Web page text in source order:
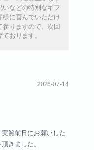
などの特別なギフ
様に喜んでいただけ
参りますので、次回
おります。
2026-07-14
質前日にお願いした
きました。